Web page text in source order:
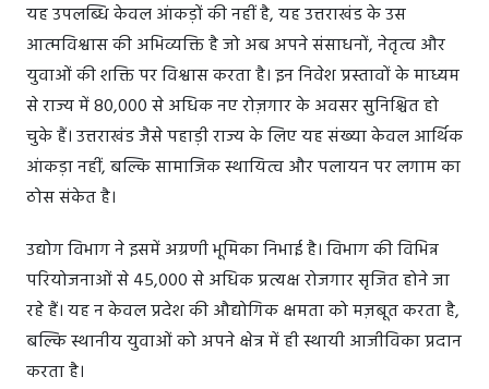
यह उपलब्धि केवल आंकड़ों की नहीं है, यह उत्तराखंड के उस
आत्मविश्वास की अभिव्यक्ति है जो अब अपने संसाधनों, नेतृत्व और
युवाओं की शक्ति पर विश्वास करता है। इन निवेश प्रस्तावों के माध्यम
से राज्य में 80,000 से अधिक नए रोज़गार के अवसर सुनिश्चित हो
चुके हैं। उत्तराखंड जैसे पहाड़ी राज्य के लिए यह संख्या केवल आर्थिक
आंकड़ा नहीं, बल्कि सामाजिक स्थायित्व और पलायन पर लगाम का
ठोस संकेत है।
उद्योग विभाग ने इसमें अग्रणी भूमिका निभाई है। विभाग की विभिन्न
परियोजनाओं से 45,000 से अधिक प्रत्यक्ष रोजगार सृजित होने जा
रहे हैं। यह न केवल प्रदेश की औद्योगिक क्षमता को मज़बूत करता है,
बल्कि स्थानीय युवाओं को अपने क्षेत्र में ही स्थायी आजीविका प्रदान
करता है।